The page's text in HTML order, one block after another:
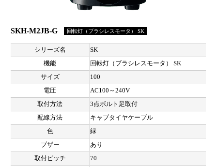
SKH-M2JB-G 回転灯（ブラシレスモータ） SK
シリーズ名
SK
機能
回転灯（ブラシレスモータ） SK
サイズ
100
電圧
AC100～240V
取付方法
3点ボルト足取付
配線方法
キャブタイヤケーブル
色
緑
ブザー
あり
取付ピッチ
70